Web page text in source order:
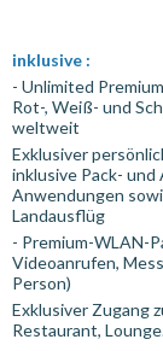
inklusive :
- Unlimited
Rot-, Weiß- und
weltweit
Exklusiver
inklusive Pack- und
Anwendungen
Landausflüg
- Premium-WLAN-
Videoanrufen,
Person)
Exklusiver Zugang
Restaurant,